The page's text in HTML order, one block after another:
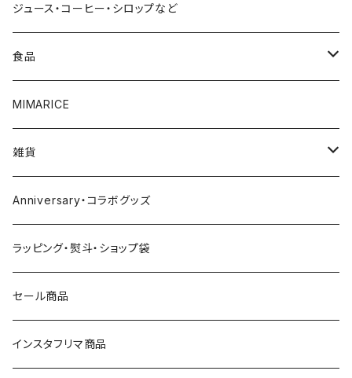
3000円～
4000円～
5000円～
6000円～
7000円～
8000円～
9000円～
10000円～
赤ワイン
白ワイン
スパークリング
ビール
焼酎
ウイスキー
日本酒
その他
ジュース・コーヒー・シロップなど
食品
調味料
CURRYCURRY
お菓子
その他
おつまみ
MIMARICE
雑貨
お皿
グラス
食器
マグカップ
Anniversary・コラボグッズ
ラッピング・熨斗・ショップ袋
セール商品
インスタフリマ商品